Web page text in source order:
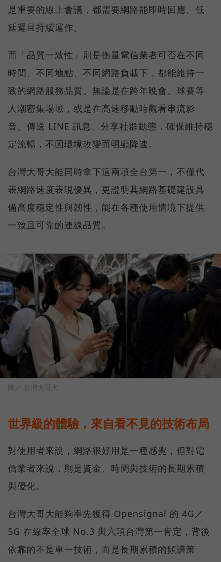
是重要的線上會議，都需要網路能即時回應、低
延遲且持續運作。
而「品質一致性」則是衡量電信業者可否在不同
時間、不同地點、不同網路負載下，都能維持一
致的網路服務品質。無論是在跨年晚會、球賽等
人潮密集場域，或是在高速移動時觀看串流影
音、傳送 LINE 訊息、分享社群動態，確保維持穩
定流暢，不因環境改變而明顯降速。
台灣大哥大能同時拿下這兩項全台第一，不僅代
表網路速度表現優異，更證明其網路基礎建設具
備高度穩定性與韌性，能在各種使用情境下提供
一致且可靠的連線品質。
圖／ 台灣大哥大
世界級的體驗，來自看不見的技術布局
對使用者來說，網路很好用是一種感覺，但對電
信業者來說，則是資金、時間與技術的長期累積
與優化。
台灣大哥大能夠率先獲得 Opensignal 的 4G／
5G 在線率全球 No.3 與六項台灣第一肯定，背後
依靠的不是單一技術，而是長期累積的頻譜策